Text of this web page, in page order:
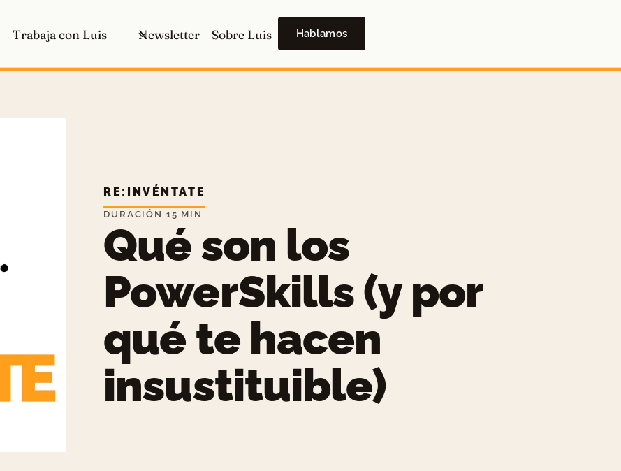
Trabaja con Luis Newsletter Sobre Luis Hablamos
RE:INVÉNTATE
DURACIÓN 15 MIN
Qué son los
PowerSkills (y por
qué te hacen
insustituible)